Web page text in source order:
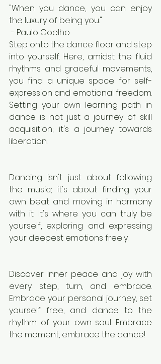
"When you dance, you can enjoy
the luxury of being you."
- Paulo Coelho
Step onto the dance floor and step
into yourself. Here, amidst the fluid
rhythms and graceful movements,
you find a unique space for self-
expression and emotional freedom.
Setting your own learning path in
dance is not just a journey of skill
acquisition; it's a journey towards
liberation.
Dancing isn't just about following
the music; it's about finding your
own beat and moving in harmony
with it. It's where you can truly be
yourself, exploring and expressing
your deepest emotions freely.
Discover inner peace and joy with
every step, turn, and embrace.
Embrace your personal journey, set
yourself free, and dance to the
rhythm of your own soul. Embrace
the moment, embrace the dance!